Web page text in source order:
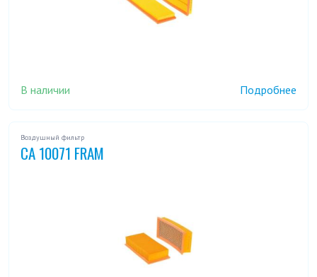
В наличии Подробнее
Воздушный фильтр
CA 10071 FRAM